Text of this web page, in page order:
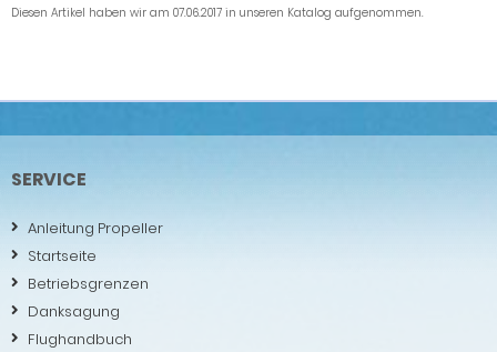
Diesen Artikel haben wir am 07.06.2017 in unseren Katalog aufgenommen.
SERVICE
Anleitung Propeller
Startseite
Betriebsgrenzen
Danksagung
Flughandbuch